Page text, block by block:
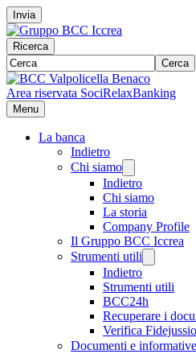
Invia
Ricerca
Cerca
Area riservata SociRelaxBanking
Menu
La banca
Indietro
Chi siamo
Indietro
Chi siamo
La storia
Company Profile
Il Gruppo BCC Iccrea
Strumenti utili
Indietro
Strumenti utili
BCC24h
Recuperare i
Verifica
Documenti e informative